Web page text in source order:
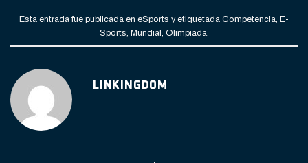
Esta entrada fue publicada en eSports y etiquetada Competencia, E-
Sports, Mundial , Olimpiada.
LINKINGDOM